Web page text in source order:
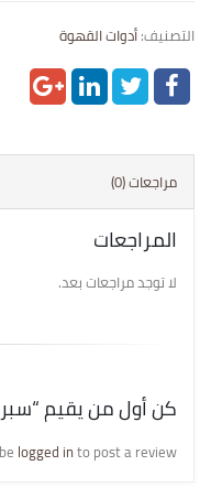
التصنيف:أدوات القهوة
مراجعات (0)
المراجعات
لا توجد مراجعات بعد.
كن أول من يقيم
logged into post a review.